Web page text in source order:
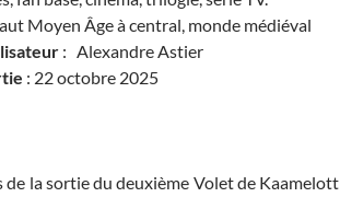
Moyen Âge à central, monde médiéval
: Alexandre Astier
: 22 octobre 2025
de la sortie du deuxième Volet de Kaamelott